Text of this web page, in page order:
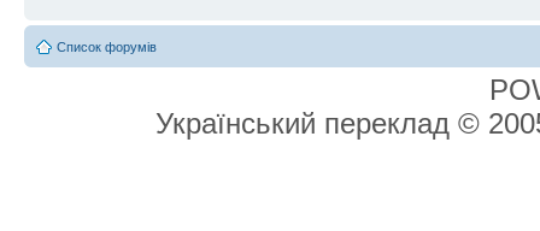
Список форумів
Український переклад ©